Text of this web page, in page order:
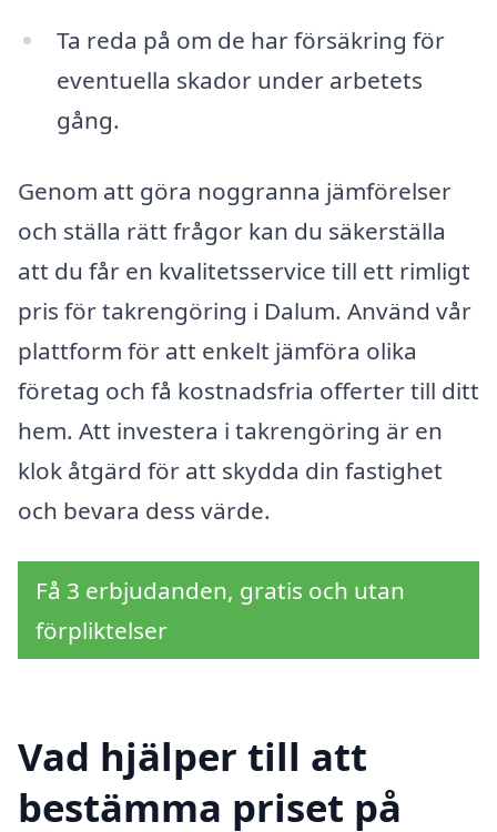
Ta reda på om de har försäkring för
eventuella skador under arbetets
gång.
Genom att göra noggranna jämförelser
och ställa rätt frågor kan du säkerställa
att du får en kvalitetsservice till ett rimligt
pris för takrengöring i Dalum. Använd vår
plattform för att enkelt jämföra olika
företag och få kostnadsfria offerter till ditt
hem. Att investera i takrengöring är en
klok åtgärd för att skydda din fastighet
och bevara dess värde.
Få 3 erbjudanden, gratis och utan
förpliktelser
Vad hjälper till att
bestämma priset på